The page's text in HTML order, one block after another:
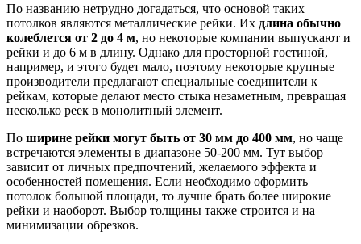
По названию нетрудно догадаться, что основой таких
потолков являются металлические рейки. Их длина обычно
колеблется от 2 до 4 м, но некоторые компании выпускают и
рейки и до 6 м в длину. Однако для просторной гостиной,
например, и этого будет мало, поэтому некоторые крупные
производители предлагают специальные соединители к
рейкам, которые делают место стыка незаметным, превращая
несколько реек в монолитный элемент.
По ширине рейки могут быть от 30 мм до 400 мм, но чаще
встречаются элементы в диапазоне 50-200 мм. Тут выбор
зависит от личных предпочтений, желаемого эффекта и
особенностей помещения. Если необходимо оформить
потолок большой площади, то лучше брать более широкие
рейки и наоборот. Выбор толщины также строится и на
минимизации обрезков.